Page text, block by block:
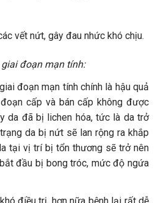
vết nứt, gây đau nhức khó chịu.
đoạn mạn tính:
đoạn mạn tính chính là hậu quả
cấp và bán cấp không được
da đã bị lichen hóa, tức là da trở
da bị nứt sẽ lan rộng ra khắp
tại vị trí bị tổn thương sẽ trở nên
đầu bị bong tróc, mức độ ngứa